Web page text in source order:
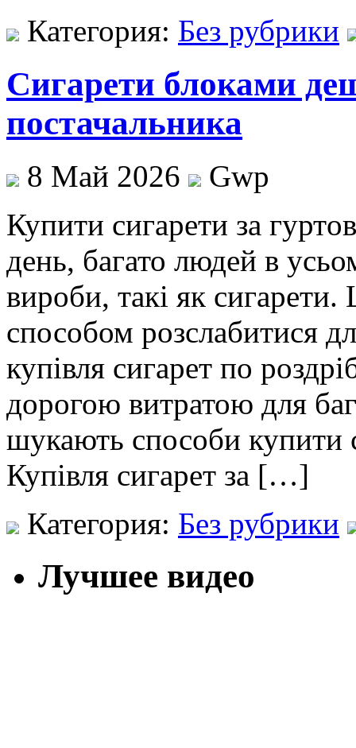
Категория: Без рубрики
Сигарети блоками
постачальника
8 Май 2026
Gwp
Купити сигaрeти зa
день, багато людей в
вироби, такі як
способом розслабитися
купівля сигарет по
дорогою витратою для
шукають способи купити
Купівля сигарет за […]
Категория: Без рубрики
Лучшее видео